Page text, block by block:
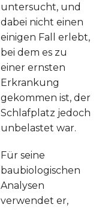
untersucht, und
dabei nicht einen
einigen Fall erlebt,
bei dem es zu
einer ernsten
Erkrankung
gekommen ist, der
Schlafplatz jedoch
unbelastet war.
Für seine
baubiologischen
Analysen
verwendet er,